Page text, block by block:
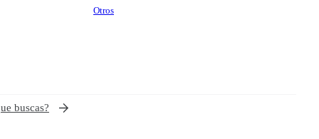
Otros
buscas?